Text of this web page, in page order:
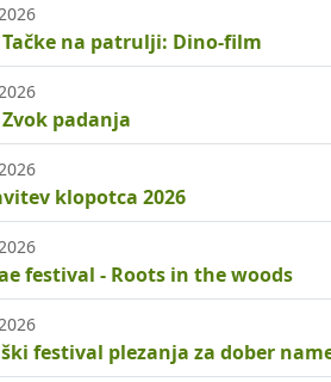
na patrulji: Dino-film
padanja
klopotca 2026
festival - Roots in the woods
festival plezanja za dober